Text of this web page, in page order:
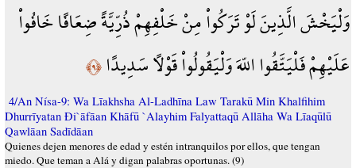
وَلْيَخْشَ الَّذِينَ لَوْ تَرَكُواْ مِنْ خَلْفِهِمْ ذُرِّيَّةً ضِعَافًا خَافُواْ
عَلَيْهِمْ فَلْيَتَّقُوا اللّهَ وَلْيَقُولُواْ قَوْلاً سَدِيدًا﴿٩﴾
4/An Nísa-9: Wa Līakhsha Al-Ladhīna Law Tarakū Min Khalfihim
Dhurrīyatan Đi`āfāan Khāfū `Alayhim Falyattaqū Allāha Wa Līaqūlū
Qawlāan Sadīdāan
Quienes dejen menores de edad y estén intranquilos por ellos, que tengan
miedo. Que teman a Alá y digan palabras oportunas. (9)